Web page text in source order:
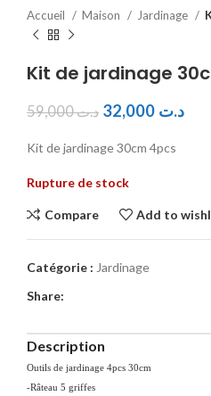
Accueil Maison Jardinage
Kit de jardinage
د.ت59,000 د.ت
Kit de jardinage 30cm 4pcs
Rupture de stock
Compare Add to
Catégorie : Jardinage
Share:
Description
Outils de jardinage 4pcs 30cm
-Râteau 5 griffes